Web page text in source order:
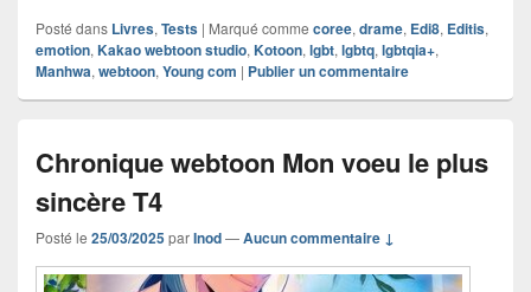
Posté dans Livres, Tests | Marqué comme coree, drame, Edi8, Editis,
emotion, Kakao webtoon studio, Kotoon, lgbt, lgbtq, lgbtqia+,
Manhwa, webtoon, Young com | Publier un commentaire
Chronique webtoon Mon voeu le plus
sincère T4
Posté le 25/03/2025parInod—Aucun commentaire ↓